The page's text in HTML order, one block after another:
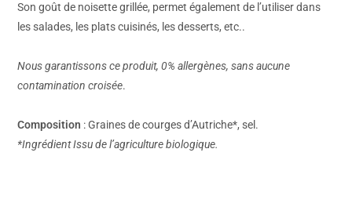
Son goût de noisette grillée, permet également de l’utiliser dans
les salades, les plats cuisinés, les desserts, etc..
Nous garantissons ce produit, 0% allergènes, sans aucune
contamination croisée.
Composition : Graines de courges d’Autriche*, sel.
*Ingrédient Issu de l’agriculture biologique.